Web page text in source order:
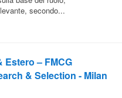
secondo...
Estero – FMCG
& Selection - Milan